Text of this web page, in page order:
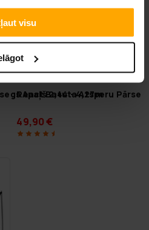
visu
Apaļš 2,44 - 4,27m
React Batuta Atsperu
49,90 €